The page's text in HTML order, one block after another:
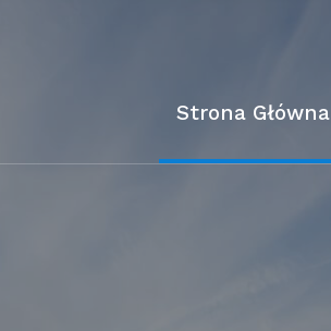
Strona Główna